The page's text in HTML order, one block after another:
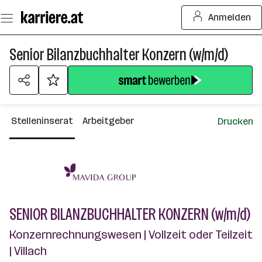
Seiteninhalt
springen
Anmelden
Senior Bilanzbuchhalter Konzern (w/m/d)
Stelleninserat Arbeitgeber Drucken
SENIOR BILANZBUCHHALTER KONZERN (w/m/d)
Konzernrechnungswesen | Vollzeit oder Teilzeit
| Villach